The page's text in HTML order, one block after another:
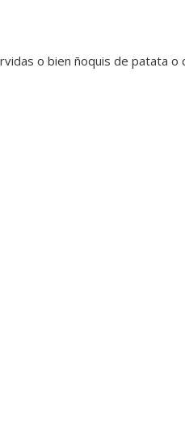
o bien ñoquis de patata o